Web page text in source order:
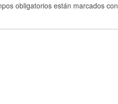
obligatorios están marcados con